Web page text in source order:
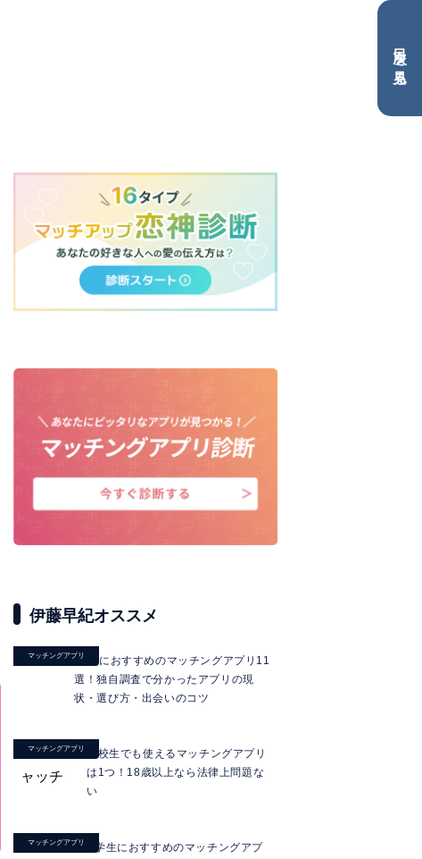
目次を見る
伊藤早紀オススメ
マッチングアプリ40代におすすめのマッチングアプリ11
選！独自調査で分かったアプリの現
状・選び方・出会いのコツ
マッチングアプリ
高校生でも使えるマッチングアプリ
は1つ！18歳以上なら法律上問題な
い
マッチングアプリ
大学生におすすめのマッチングアプ